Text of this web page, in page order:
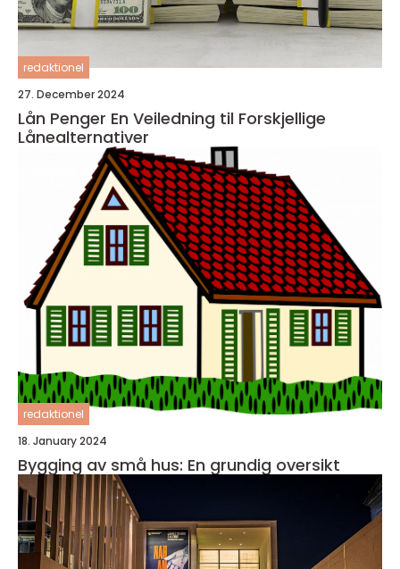
redaktionel
27. December 2024
Lån Penger En Veiledning til Forskjellige
Lånealternativer
redaktionel
18. January 2024
Bygging av små hus: En grundig oversikt